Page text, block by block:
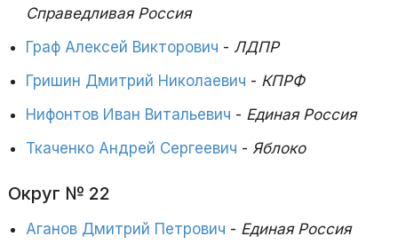
Справедливая Россия
Граф Алексей Викторович - ЛДПР
Гришин Дмитрий Николаевич - КПРФ
Нифонтов Иван Витальевич - Единая Россия
Ткаченко Андрей Сергеевич - Яблоко
Округ № 22
Аганов Дмитрий Петрович - Единая Россия